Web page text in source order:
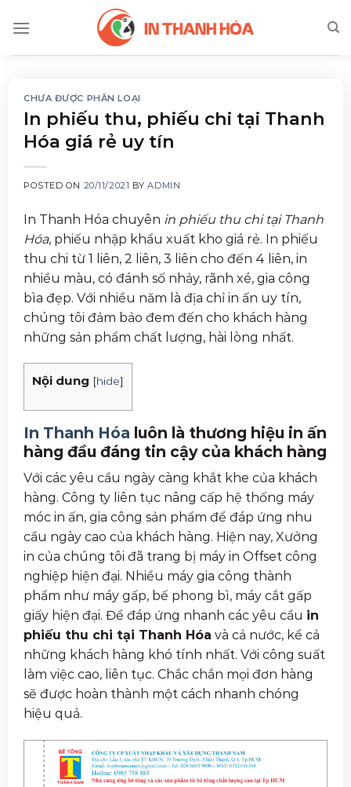
CHƯA ĐƯỢC PHÂN LOẠI
In phiếu thu, phiếu chi tại Thanh
Hóa giá rẻ uy tín
POSTED ON 20/11/2021 BYADMIN
In Thanh Hóa chuyên in phiếu thu chi tại Thanh
Hóa, phiếu nhập khẩu xuất kho giá rẻ. In phiếu
thu chi từ 1 liên, 2 liên, 3 liên cho đến 4 liên, in
nhiều màu, có đánh số nhảy, rãnh xé, gia công
bìa đẹp. Với nhiều năm là địa chỉ in ấn uy tín,
chúng tôi đảm bảo đem đến cho khách hàng
những sản phẩm chất lượng, hài lòng nhất.
Nội dung [hide]
In Thanh Hóa luôn là thương hiệu in ấn
hàng đầu đáng tin cậy của khách hàng
Với các yêu cầu ngày càng khắt khe của khách
hàng. Công ty liên tục nâng cấp hệ thống máy
móc in ấn, gia công sản phẩm để đáp ứng nhu
cầu ngày cao của khách hàng. Hiện nay, Xưởng
in của chúng tôi đã trang bị máy in Offset công
nghiệp hiện đại. Nhiều máy gia công thành
phẩm như máy gấp, bế phong bì, máy cắt gấp
giấy hiện đại. Để đáp ứng nhanh các yêu cầu in
phiếu thu chi tại Thanh Hóa và cả nước, kể cả
những khách hàng khó tính nhất. Với công suất
làm việc cao, liên tục. Chắc chắn mọi đơn hàng
sẽ được hoàn thành một cách nhanh chóng
hiệu quả.